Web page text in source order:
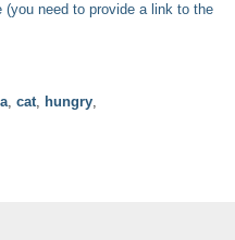
(you need to provide a link to the
, cat, hungry,